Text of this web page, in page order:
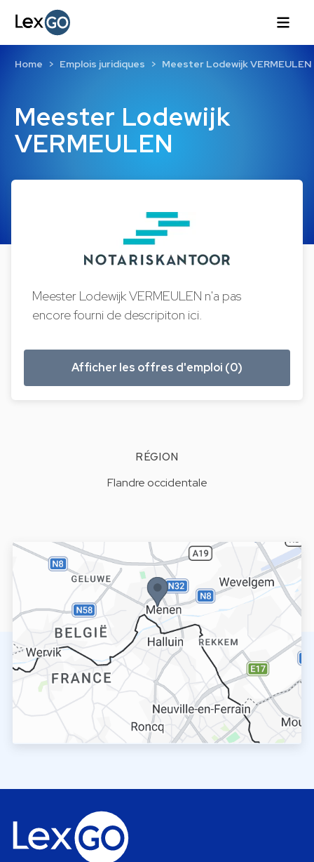
Meester Lodewijk
VERMEULEN
Home Emplois juridiques Meester Lodewijk VERMEULEN
Meester Lodewijk VERMEULEN n'a pas
encore fourni de descripiton ici.
Afficher les offres d'emploi (0)
RÉGION
Flandre occidentale